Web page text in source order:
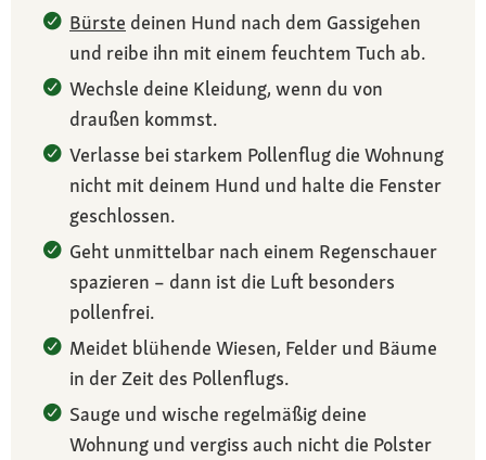
Bürste deinen Hund nach dem Gassigehen
und reibe ihn mit einem feuchtem Tuch ab.
Wechsle deine Kleidung, wenn du von
draußen kommst.
Verlasse bei starkem Pollenflug die Wohnung
nicht mit deinem Hund und halte die Fenster
geschlossen.
Geht unmittelbar nach einem Regenschauer
spazieren – dann ist die Luft besonders
pollenfrei.
Meidet blühende Wiesen, Felder und Bäume
in der Zeit des Pollenflugs.
Sauge und wische regelmäßig deine
Wohnung und vergiss auch nicht die Polster